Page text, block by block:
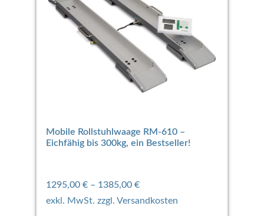
Mobile Rollstuhlwaage RM-610 –
Eichfähig bis 300kg, ein Bestseller!
1295,00 €– 1385,00 €